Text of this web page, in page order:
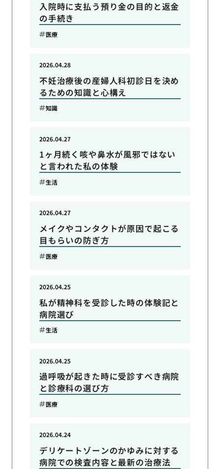
入院時に支払う預り金の目的と返金
の手続き
医療
不妊治療後の産婦人科初診日を決め
るための知識と心構え
2026.04.28
知識
1ヶ月続く咳や鼻水が風邪ではない
と言われた私の体験
2026.04.27
生活
メイクやコンタクトが原因で起こる
目もらいの防ぎ方
2026.04.27
医療
私が精神科を受診した時の体験記と
病院選び
2026.04.25
生活
過呼吸が起きた時に受診すべき病院
と診療科の選び方
2026.04.25
医療
デリケートゾーンのかゆみに対する
病院での検査内容と最新の治療法
2026.04.24